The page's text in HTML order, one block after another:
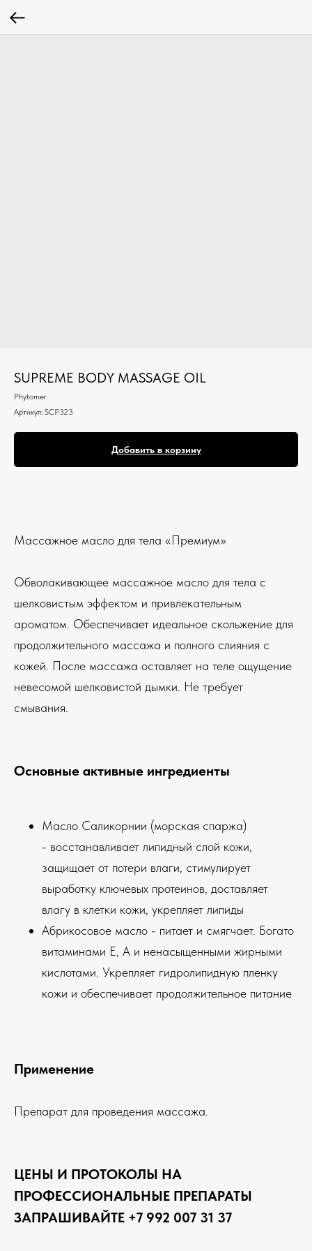
SUPREME BODY MASSAGE OIL
Phytomer
Артикул: SCP323
Добавить в корзину
Массажное масло для тела «Премиум»
Обволакивающее массажное масло для тела с
шелковистым эффектом и привлекательным
ароматом. Обеспечивает идеальное скольжение для
продолжительного массажа и полного слияния с
кожей. После массажа оставляет на теле ощущение
невесомой шелковистой дымки. Не требует
смывания.
Основные активные ингредиенты
Масло Саликорнии (морская спаржа)
- восстанавливает липидный слой кожи,
защищает от потери влаги, стимулирует
выработку ключевых протеинов, доставляет
влагу в клетки кожи, укрепляет липиды
Абрикосовое масло - питает и смягчает. Богато
витаминами Е, А и ненасыщенными жирными
кислотами. Укрепляет гидролипидную пленку
кожи и обеспечивает продолжительное питание
Применение
Препарат для проведения массажа.
ЦЕНЫ И ПРОТОКОЛЫ НА
ПРОФЕССИОНАЛЬНЫЕ ПРЕПАРАТЫ
ЗАПРАШИВАЙТЕ +7 992 007 31 37